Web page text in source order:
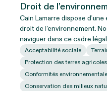
Droit de
Cain Lamarre dispose
droit de l’environnement.
naviguer dans ce cadre
Acceptabilité sociale
Protection des terres agricoles
Conformités
Conservation des milieux